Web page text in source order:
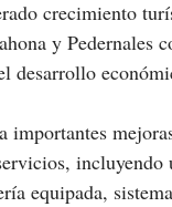
crecimiento
y Pedernales
desarrollo
importantes
incluyendo
equipada,